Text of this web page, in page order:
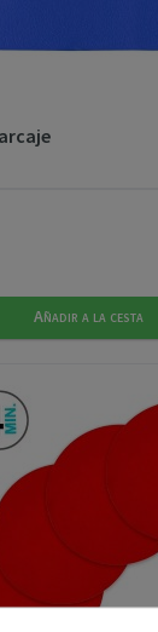
Añadir a la cesta